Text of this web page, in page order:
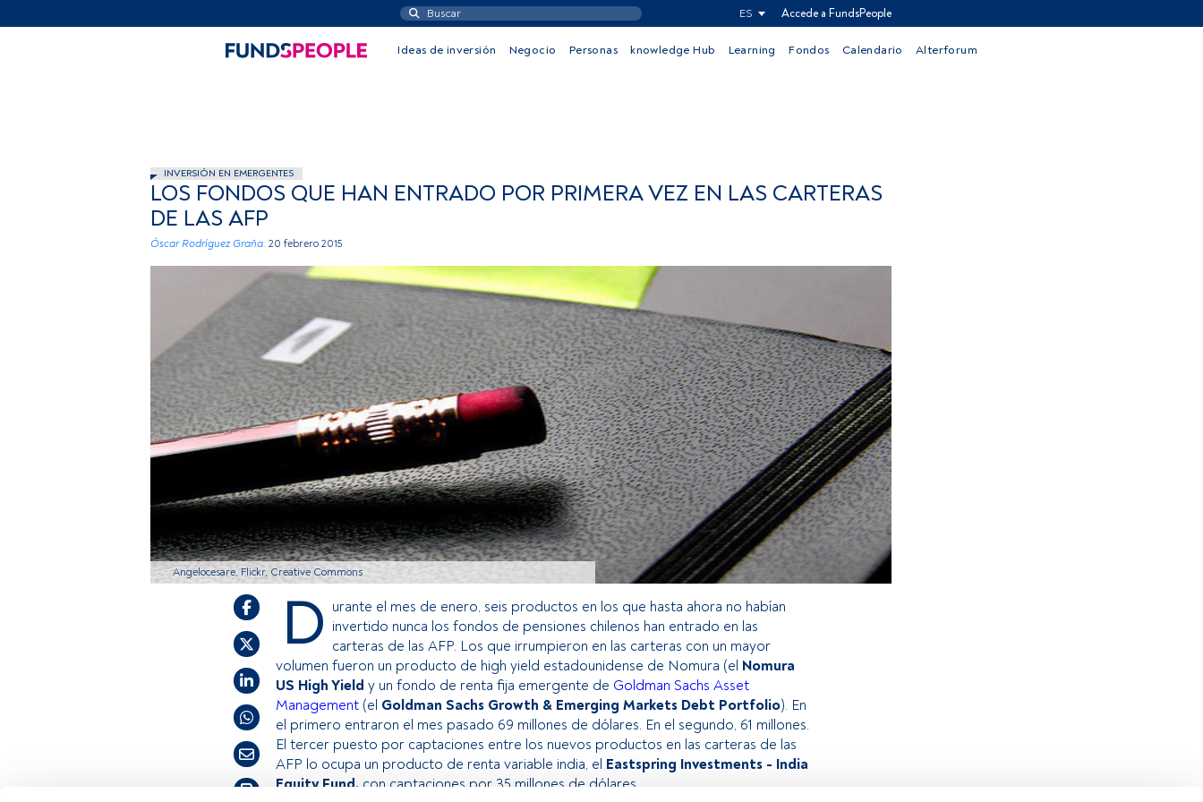
ES Accede a FundsPeople
Ideas de inversión Negocio Personas knowledge Hub Learning Fondos Calendario Alterforum
INVERSIÓN EN EMERGENTES
LOS FONDOS QUE HAN ENTRADO POR PRIMERA VEZ EN LAS CARTERAS
DE LAS AFP
Óscar Rodríguez Graña. 20 febrero 2015
Angelocesare, Flickr, Creative Commons
D urante el mes de enero, seis productos en los que hasta ahora no habían
invertido nunca los fondos de pensiones chilenos han entrado en las
carteras de las AFP. Los que irrumpieron en las carteras con un mayor
volumen fueron un producto de high yield estadounidense de Nomura (el Nomura
US High Yield y un fondo de renta fija emergente de Goldman Sachs Asset
Management (el Goldman Sachs Growth & Emerging Markets Debt Portfolio). En
el primero entraron el mes pasado 69 millones de dólares. En el segundo, 61 millones.
El tercer puesto por captaciones entre los nuevos productos en las carteras de las
AFP lo ocupa un producto de renta variable india, el Eastspring Investments - India
Equity Fund, con captaciones por 35 millones de dólares.